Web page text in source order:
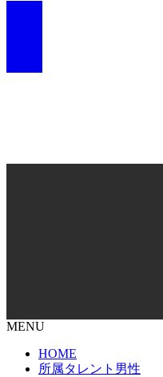
リ
コ
MENU
HOME
所属タレント男性